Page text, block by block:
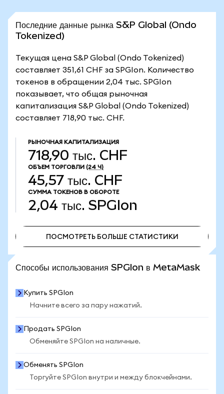
Последние данные рынка S&P Global (Ondo
Tokenized)
Текущая цена S&P Global (Ondo Tokenized)
составляет 351,61 CHF за SPGIon. Количество
токенов в обращении 2,04 тыс. SPGIon
показывает, что общая рыночная
капитализация S&P Global (Ondo Tokenized)
составляет 718,90 тыс. CHF.
РЫНОЧНАЯ КАПИТАЛИЗАЦИЯ
718,90 тыс. CHF
ОБЪЕМ ТОРГОВЛИ (24 Ч)
45,57 тыс. CHF
СУММА ТОКЕНОВ В ОБОРОТЕ
2,04 тыс. SPGIon
ПОСМОТРЕТЬ БОЛЬШЕ СТАТИСТИКИ
Способы использования SPGIon в MetaMask
Купить SPGIon
Начните всего за пару нажатий.
Продать SPGIon
Обменяйте SPGIon на наличные.
Обменять SPGIon
Торгуйте SPGIon внутри и между блокчейнами.